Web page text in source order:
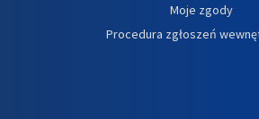
Moje zgody
Procedura zgłoszeń